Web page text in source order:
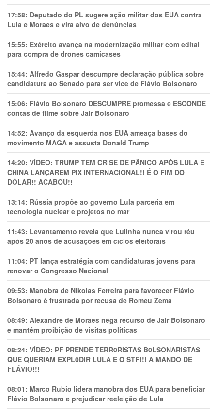
17:58: Deputado do PL sugere ação militar dos EUA contra
Lula e Moraes e vira alvo de denúncias
15:55: Exército avança na modernização militar com edital
para compra de drones camicases
15:44: Alfredo Gaspar descumpre declaração pública sobre
candidatura ao Senado para ser vice de Flávio Bolsonaro
15:06: Flávio Bolsonaro DESCUMPRE promessa e ESCONDE
contas de filme sobre Jair Bolsonaro
14:52: Avanço da esquerda nos EUA ameaça bases do
movimento MAGA e assusta Donald Trump
14:20: VÍDEO: TRUMP TEM CRlSE DE PÂNlCO APÓS LULA E
CHINA LANÇAREM PIX INTERNACIONAL!! É O FIM DO
DÓLAR!! ACABOU!!
13:14: Rússia propõe ao governo Lula parceria em
tecnologia nuclear e projetos no mar
11:43: Levantamento revela que Lulinha nunca virou réu
após 20 anos de acusações em ciclos eleitorais
11:04: PT lança estratégia com candidaturas jovens para
renovar o Congresso Nacional
09:53: Manobra de Nikolas Ferreira para favorecer Flávio
Bolsonaro é frustrada por recusa de Romeu Zema
08:49: Alexandre de Moraes nega recurso de Jair Bolsonaro
e mantém proibição de visitas políticas
08:24: VÍDEO: PF PRENDE TERR0RlSTAS B0LSONARlSTAS
QUE QUERIAM EXPL0DlR LULA E O STF!!! A MANDO DE
FLÁVIO!!!
08:01: Marco Rubio lidera manobra dos EUA para beneficiar
Flávio Bolsonaro e prejudicar reeleição de Lula